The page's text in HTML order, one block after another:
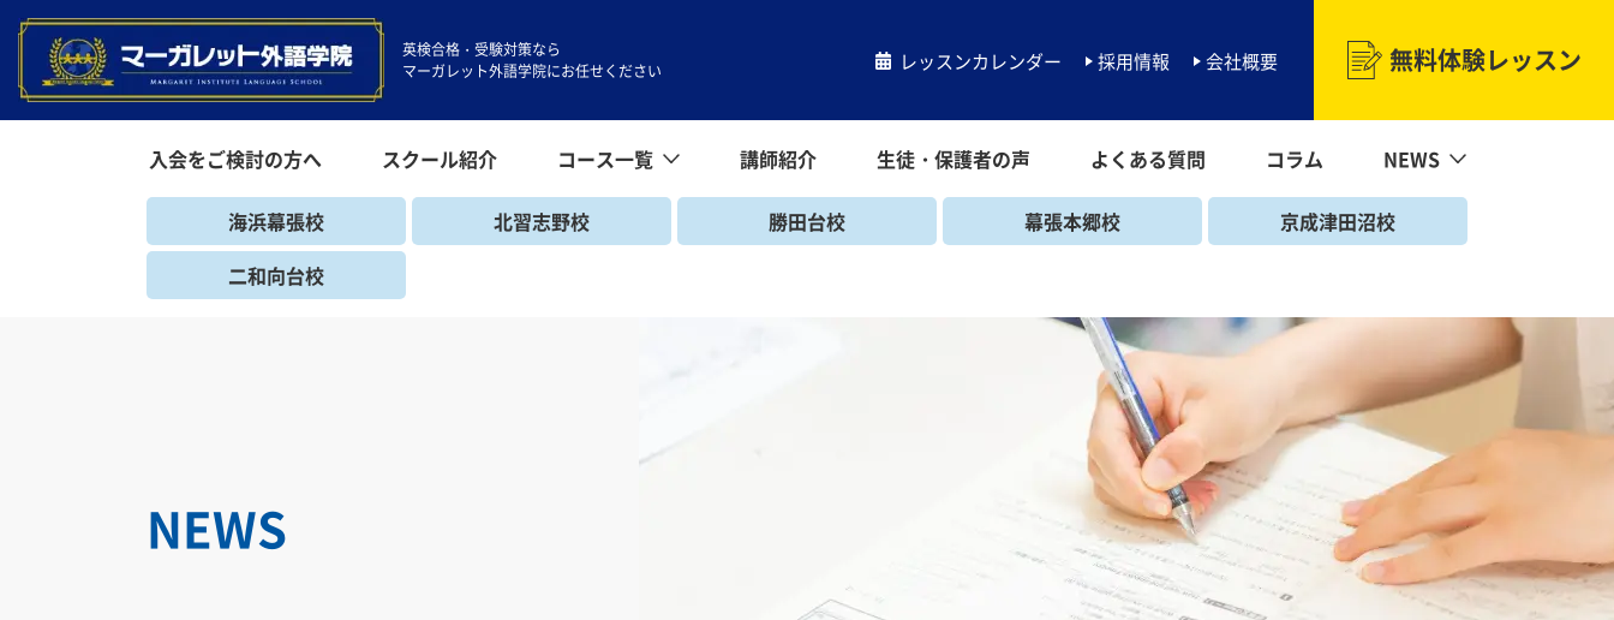
英検合格・受験対策なら
マーガレット外語学院にお任せください
レッスンカレンダー 採用情報 会社概要 無料体験レッスン
入会をご検討の方へ スクール紹介
コース一覧
コース一覧
小学生コース
中学生コース
高校生コース
キッズコース
一般コース
帰国生コース
講師紹介 生徒・保護者の声 よくある質問 コラム
NEWS
NEWS一覧
海浜幕張校
マーガレットNEWS
北習志野校
勝田台校
幕張本郷校
京成津田沼校
二和向台校
海浜幕張校 北習志野校 勝田台校 幕張本郷校
京成津田沼校
二和向台校
NEWS